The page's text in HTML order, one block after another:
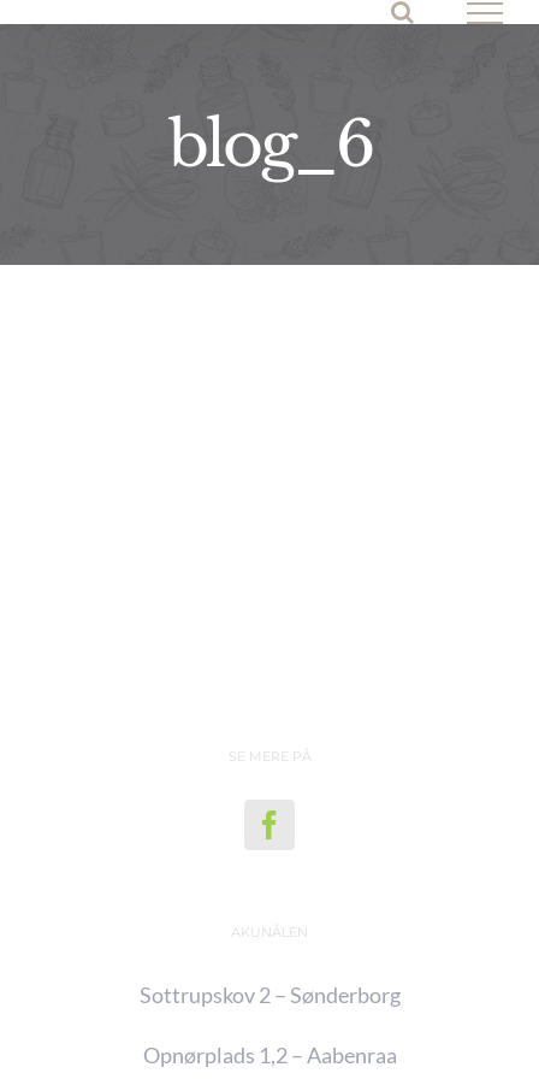
Skip
blog_6
SE MERE PÅ
AKUNÅLEN
Sottrupskov 2 – Sønderborg
Opnørplads 1,2 – Aabenraa